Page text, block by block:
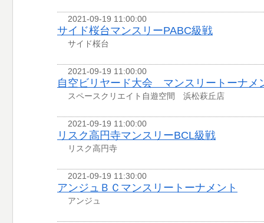
2021-09-19 11:00:00
サイド桜台マンスリーPABC級戦
サイド桜台
2021-09-19 11:00:00
自空ビリヤード大会 マンスリートーナメ
スペースクリエイト自遊空間 浜松萩丘店
2021-09-19 11:00:00
リスク高円寺マンスリーBCL級戦
リスク高円寺
2021-09-19 11:30:00
アンジュＢＣマンスリートーナメント
アンジュ